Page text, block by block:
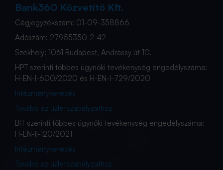
Bank360 Közvetítő Kft.
Cégjegyzékszám: 01-09-358866
Adószám: 27955350-2-42
Székhely: 1061 Budapest, Andrássy út 10.
HPT szerinti többes ügynöki tevékenység engedélyszáma:
H-EN-I-600/2020 és H-EN-I-729/2020
Intézménykeresés
Tovább az üzletszabályzathoz
BIT szerinti többes ügynöki tevékenység engedélyszáma:
H-EN-II-120/2021
Intézménykeresés
Tovább az üzletszabályzathoz